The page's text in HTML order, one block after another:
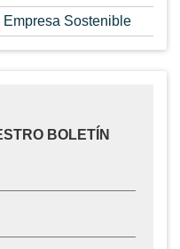
Sostenible
BOLETÍN